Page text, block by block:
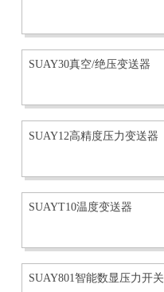
SUAY30真空/绝压变送器
SUAY12高精度压力变送器
SUAYT10温度变送器
SUAY801智能数显压力开关